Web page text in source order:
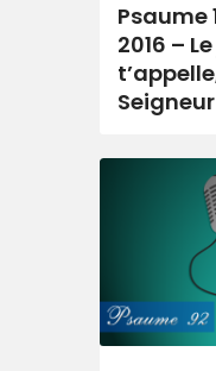
Psaume
2016 –
Seigneur